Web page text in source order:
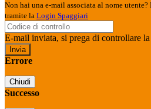
Non hai una e-mail associata al nome
tramite la Login Spaggiari
E-mail inviata, si prega di controllare
Errore
Chiudi
Successo